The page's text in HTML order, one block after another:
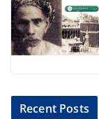
Recent Posts